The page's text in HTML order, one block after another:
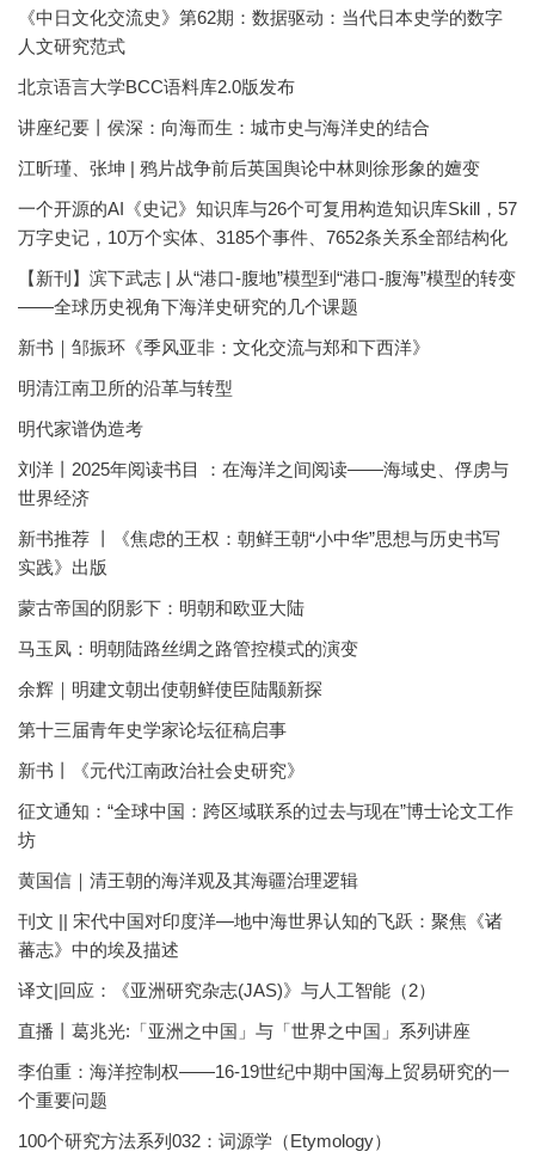
《中日文化交流史》第62期：数据驱动：当代日本史学的数字
人文研究范式
北京语言大学BCC语料库2.0版发布
讲座纪要丨侯深：向海而生：城市史与海洋史的结合
江昕瑾、张坤 | 鸦片战争前后英国舆论中林则徐形象的嬗变
一个开源的AI《史记》知识库与26个可复用构造知识库Skill，57
万字史记，10万个实体、3185个事件、7652条关系全部结构化
【新刊】滨下武志 | 从“港口-腹地”模型到“港口-腹海”模型的转变
——全球历史视角下海洋史研究的几个课题
新书｜邹振环《季风亚非：文化交流与郑和下西洋》
明清江南卫所的沿革与转型
明代家谱伪造考
刘洋丨2025年阅读书目 ：在海洋之间阅读——海域史、俘虏与
世界经济
新书推荐 丨《焦虑的王权：朝鲜王朝“小中华”思想与历史书写
实践》出版
蒙古帝国的阴影下：明朝和欧亚大陆
马玉凤：明朝陆路丝绸之路管控模式的演变
余辉｜明建文朝出使朝鲜使臣陆颙新探
第十三届青年史学家论坛征稿启事
新书丨《元代江南政治社会史研究》
征文通知：“全球中国：跨区域联系的过去与现在”博士论文工作
坊
黄国信｜清王朝的海洋观及其海疆治理逻辑
刊文 || 宋代中国对印度洋—地中海世界认知的飞跃：聚焦《诸
蕃志》中的埃及描述
译文|回应：《亚洲研究杂志(JAS)》与人工智能（2）
直播丨葛兆光:「亚洲之中国」与「世界之中国」系列讲座
李伯重：海洋控制权——16-19世纪中期中国海上贸易研究的一
个重要问题
100个研究方法系列032：词源学（Etymology）